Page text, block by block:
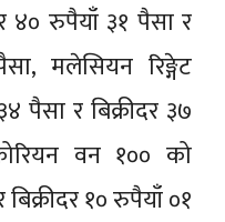
४० रुपैयाँ ३१ पैसा र
मलेसियन रिङ्गेट
पैसा र बिक्रीदर ३७
वन १०० को
१० रुपैयाँ ०१